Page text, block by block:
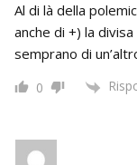
Al di là della
anche di +) la
semprano di
0